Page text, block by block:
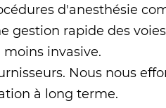
d'anesthésie
gestion rapide des
invasive.
. Nous nous
à long terme.